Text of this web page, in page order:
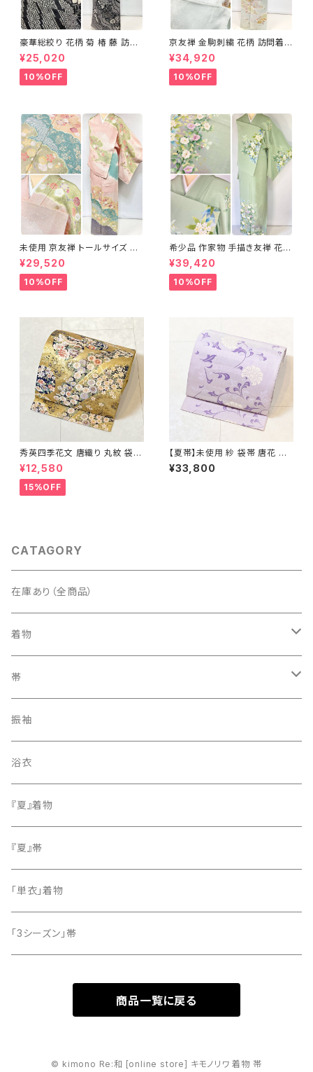
豪華総絞り 花柄 菊 椿 藤 訪問
着 鹿の子絞り ラメ 正絹 黒 白
グレー 1435
¥25,020
10%OFF
京友禅 金駒刺繍 花柄 訪問着
正絹 水色 黄緑 パステルカラー
アイスグリーン 1433
¥34,920
10%OFF
未使用 京友禅 トールサイズ 染
め分け 金彩 訪問着 袷 正絹 ピ
ンク 黄緑 紫 黄色 1438
¥29,520
10%OFF
希少品 作家物 手描き友禅 花鳥
文 椿 沈丁花 訪問着 正絹 袷 黄
緑 青 白 1418
¥39,420
10%OFF
秀英四季花文 唐織り 丸紋 袋帯
正絹 金糸 ゴールド 紺 ピンク 7
05
¥12,580
15%OFF
【夏帯】未使用 紗 袋帯 唐花 正
絹 紫 白 淡藤色 729
¥33,800
CATAGORY
在庫あり（全商品）
着物
訪問着・付下げ
紬
色無地
小紋
留袖
帯
袋帯
名古屋帯
振袖
浴衣
『夏』着物
『夏』帯
「単衣」着物
「3シーズン」帯
商品一覧に戻る
© kimono Re:和 [online store] キモノリワ 着物 帯